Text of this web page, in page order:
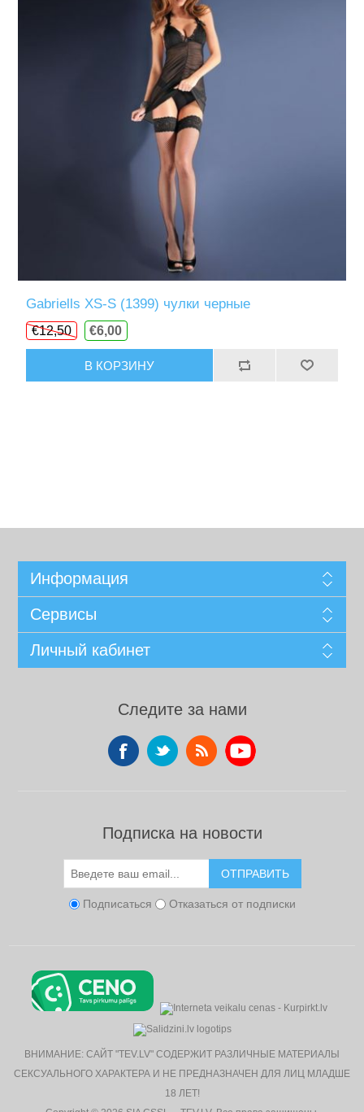
Gabriells XS-S (1399) чулки черные
€12,50 €6,00
В КОРЗИНУ
Информация
Сервисы
Личный кабинет
Следите за нами
Подписка на новости
ОТПРАВИТЬ
Подписаться Отказаться от подписки
ВНИМАНИЕ: САЙТ "TEV.LV" СОДЕРЖИТ РАЗЛИЧНЫЕ МАТЕРИАЛЫ
СЕКСУАЛЬНОГО ХАРАКТЕРА И НЕ ПРЕДНАЗНАЧЕН ДЛЯ ЛИЦ МЛАДШЕ
18 ЛЕТ!